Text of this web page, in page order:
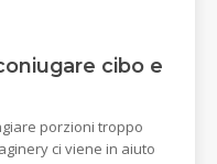
cibo e
porzioni troppo
ci viene in aiuto